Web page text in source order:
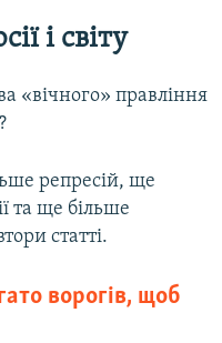
і світу
«вічного» правління
репресій, ще
та ще більше
статті.
ворогів, щоб